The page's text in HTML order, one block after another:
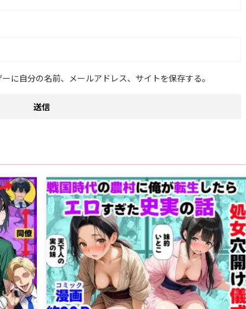
に自分の名前、メールアドレス、サイトを保存する。